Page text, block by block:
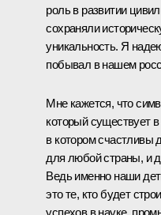
роль в развитии
сохраняли
уникальность. Я
побывал в нашем
Мне кажется, что
который существует
в котором счастливы
для любой страны, и
Ведь именно наши
это те, кто будет